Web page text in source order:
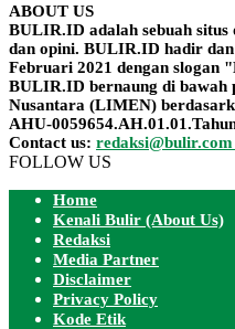
ABOUT US
BULIR.ID adalah sebuah
dan opini. BULIR.ID hadir
Februari 2021 dengan slogan
BULIR.ID bernaung di bawah
Nusantara (LIMEN)
AHU-
Contact us:
FOLLOW US
Home
Kenali Bulir (About Us)
Redaksi
Media Partner
Disclaimer
Privacy Policy
Kode Etik